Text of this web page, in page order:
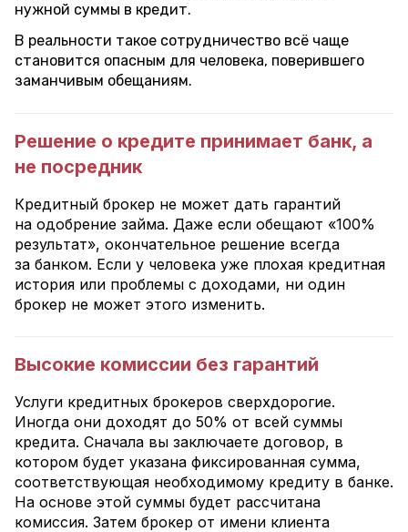
нужной суммы в кредит.
В реальности такое сотрудничество всё чаще
становится опасным для человека, поверившего
заманчивым обещаниям.
Решение о кредите принимает банк, а
не посредник
Кредитный брокер не может дать гарантий
на одобрение займа. Даже если обещают «100%
результат», окончательное решение всегда
за банком. Если у человека уже плохая кредитная
история или проблемы с доходами, ни один
брокер не может этого изменить.
Высокие комиссии без гарантий
Услуги кредитных брокеров сверхдорогие.
Иногда они доходят до 50% от всей суммы
кредита. Сначала вы заключаете договор, в
котором будет указана фиксированная сумма,
соответствующая необходимому кредиту в банке.
На основе этой суммы будет рассчитана
комиссия. Затем брокер от имени клиента